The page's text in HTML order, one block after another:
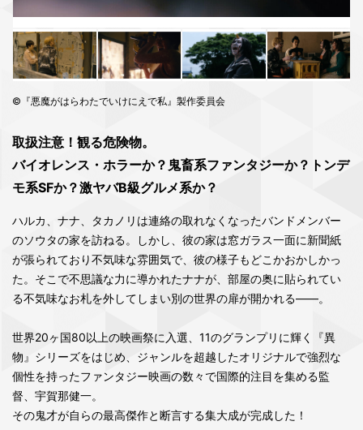
©『悪魔がはらわたでいけにえで私』製作委員会
取扱注意！観る危険物。
バイオレンス・ホラーか？鬼畜系ファンタジーか？トンデ
モ系SFか？激ヤバB級グルメ系か？
ハルカ、ナナ、タカノリは連絡の取れなくなったバンドメンバー
のソウタの家を訪ねる。しかし、彼の家は窓ガラス一面に新聞紙
が張られており不気味な雰囲気で、彼の様子もどこかおかしかっ
た。そこで不思議な力に導かれたナナが、部屋の奥に貼られてい
る不気味なお札を外してしまい別の世界の扉が開かれる――。
世界20ヶ国80以上の映画祭に入選、11のグランプリに輝く『異
物』シリーズをはじめ、ジャンルを超越したオリジナルで強烈な
個性を持ったファンタジー映画の数々で国際的注目を集める監
督、宇賀那健一。
その鬼才が自らの最高傑作と断言する集大成が完成した！